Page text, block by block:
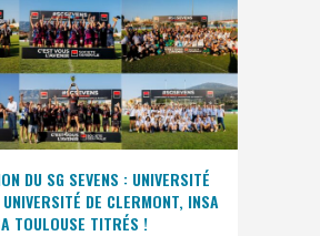
DU SG SEVENS : UNIVERSITÉ
DE CLERMONT, INSA
TOULOUSE TITRÉS !